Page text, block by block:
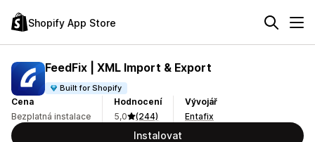
Shopify App Store
FeedFix | XML Import & Export
Built for Shopify
Cena
Bezplatná instalace
Hodnocení
5,0
(244)
Vývojář
Entafix
Instalovat